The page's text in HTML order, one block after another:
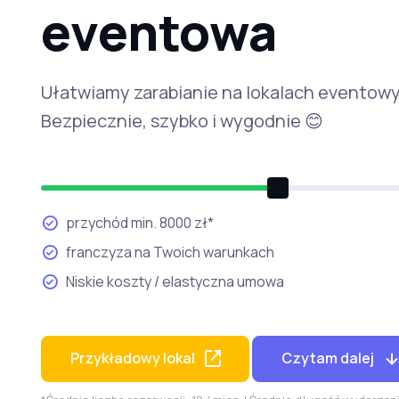
eventowa
Ułatwiamy zarabianie na lokalach
Bezpiecznie, szybko i wygodnie 😊
przychód min. 8000 zł*
franczyza na Twoich warunkach
Niskie koszty / elastyczna umowa
Przykładowy lokal Czytam dalej